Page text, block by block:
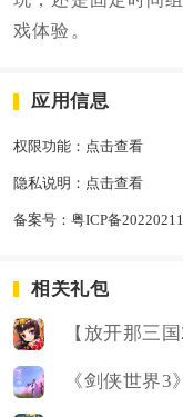
戏体验。
应用信息
权限功能： 点击查看
隐私说明： 点击查看
备案号： 粤ICP备
相关礼包
【放开那三
《剑侠世界3